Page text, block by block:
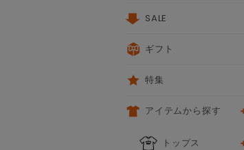
SALE
ギフト
特集
アイテムから探す
トップス